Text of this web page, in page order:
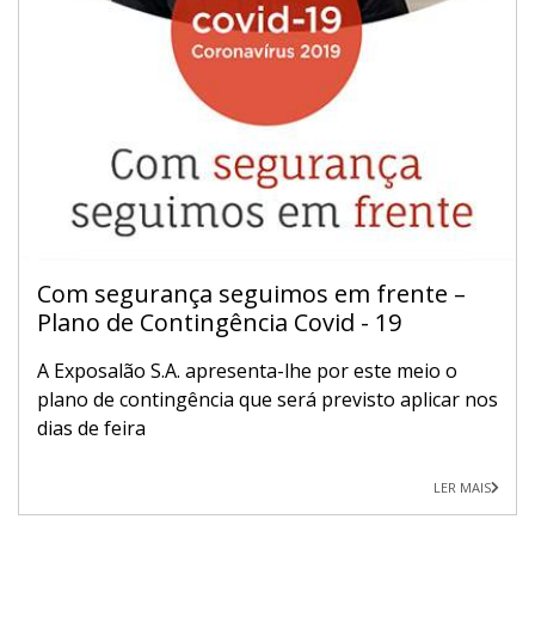
Com segurança seguimos em frente –
Plano de Contingência Covid - 19
A Exposalão S.A. apresenta-lhe por este meio o
plano de contingência que será previsto aplicar nos
dias de feira
LER MAIS